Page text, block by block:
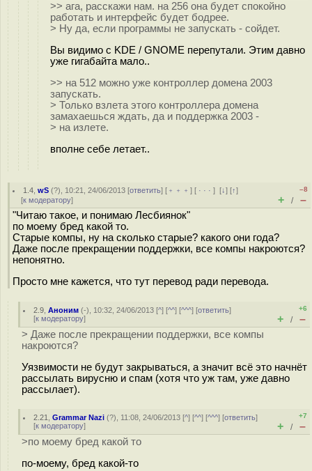
>> ага, расскажи нам. на 256 она будет спокойно
работать и интерфейс будет бодрее.
> Ну да, если программы не запускать - сойдет.
Вы видимо с KDE / GNOME перепутали. Этим давно
уже гигабайта мало..
>> на 512 можно уже контроллер домена 2003
запускать.
> Только взлета этого контроллера домена
замахаешься ждать, да и поддержка 2003 -
> на излете.
вполне себе летает..
1.4 ,wS (?), 10:21, 24/06/2013 [ответить] [ ﹢﹢﹢] [ · · ·][↓] [↑]
[к модератору]
–8
+ / –
"Читаю такое, и понимаю Лесбиянок"
по моему бред какой то.
Старые компы, ну на сколько старые? какого они года?
Даже после прекращении поддержки, все компы накроются?
непонятно.
Просто мне кажется, что тут перевод ради перевода.
2.9 ,Аноним (-), 10:32, 24/06/2013 [^] [^^] [^^^] [ответить]
[к модератору]
+6
+ / –
> Даже после прекращении поддержки, все компы
накроются?
Уязвимости не будут закрываться, а значит всё это начнёт
рассылать вирусню и спам (хотя что уж там, уже давно
рассылает).
2.21 ,Grammar Nazi (?), 11:08, 24/06/2013 [^] [^^] [^^^] [ответить]
[к модератору]
+7
+ / –
>по моему бред какой то
по-моему, бред какой-то